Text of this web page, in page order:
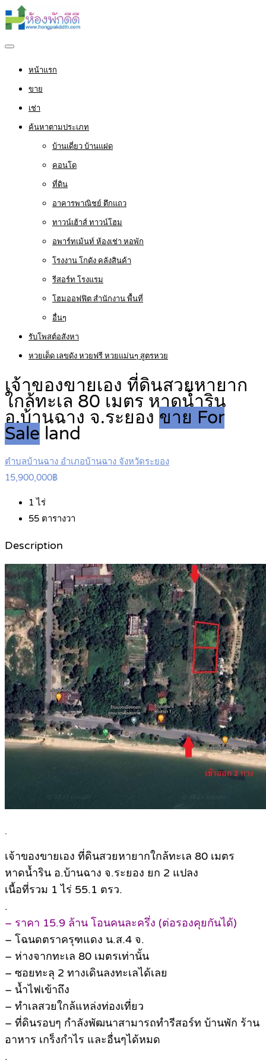
หน้าแรก
ขาย
เช่า
ค้นหาตามประเภท
บ้านเดี่ยว บ้านแฝด
คอนโด
ที่ดิน
อาคารพาณิชย์ ตึกแถว
ทาวน์เฮ้าส์ ทาวน์โฮม
อพาร์ทเม้นท์ ห้องเช่า หอพัก
โรงงาน โกดัง คลังสินค้า
รีสอร์ท โรงแรม
โฮมออฟฟิต สำนักงาน พื้นที่
อื่นๆ
รับโพสต์อสังหา
หวยเด็ด เลขดัง หวยฟรี หวยแม่นๆ สูตรหวย
เจ้าของขายเอง ที่ดินสวยหายาก
ใกล้ทะเล 80 เมตร หาดน้ำริน
อ.บ้านฉาง จ.ระยอง ขาย For
Sale land
ตำบลบ้านฉาง อำเภอบ้านฉาง จังหวัดระยอง
15,900,000฿
1 ไร่
55 ตารางวา
Description
.
เจ้าของขายเอง ที่ดินสวยหายากใกล้ทะเล 80 เมตร
หาดน้ำริน อ.บ้านฉาง จ.ระยอง ยก 2 แปลง
เนื้อที่รวม 1 ไร่ 55.1 ตรว.
.
– ราคา 15.9 ล้าน โอนคนละครึ่ง (ต่อรองคุยกันได้)
– โฉนดตราครุฑแดง น.ส.4 จ.
– ห่างจากทะเล 80 เมตรเท่านั้น
– ซอยทะลุ 2 ทางเดินลงทะเลได้เลย
– น้ำไฟเข้าถึง
– ทำเลสวยใกล้แหล่งท่องเที่ยว
– ที่ดินรอบๆ กำลังพัฒนาสามารถทำรีสอร์ท บ้านพัก ร้าน
อาหาร เกร็งกำไร และอื่นๆได้หมด
.